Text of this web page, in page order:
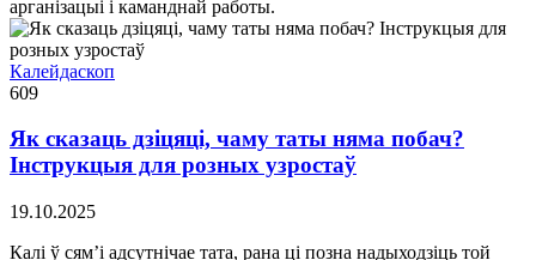
арганізацыі і каманднай работы.
Калейдаскоп
609
Як сказаць дзіцяці, чаму таты няма побач?
Інструкцыя для розных узростаў
19.10.2025
Калі ў сям’і адсутнічае тата, рана ці позна надыходзіць той